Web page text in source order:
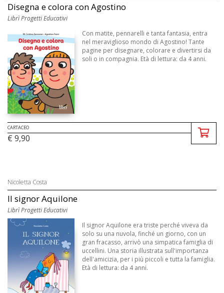
Disegna e colora con Agostino
Librì Progetti Educativi
Con matite, pennarelli e tanta fantasia, entra
nel meraviglioso mondo di Agostino! Tante
pagine per disegnare, colorare e divertirsi da
soli o in compagnia. Età di lettura: da 4 anni.
CARTACEO
€ 9,90
Nicoletta Costa
Il signor Aquilone
Librì Progetti Educativi
Il signor Aquilone era triste perché viveva da
solo su una nuvola, finché un giorno, con un
gran fracasso, arrivò una simpatica famiglia di
uccellini. Una storia illustrata sull'importanza
dell'amicizia, per i più piccoli e tutta la famiglia.
Età di lettura: da 4 anni.